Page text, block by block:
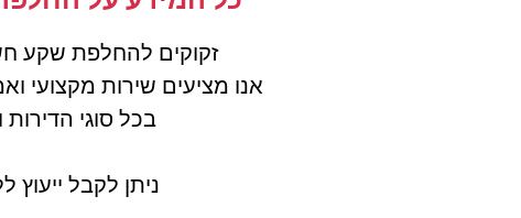
זקוקים להחלפת שקע
אנו מציעים שירות מקצועי
בכל סוגי
ניתן לקבל ייעוץ